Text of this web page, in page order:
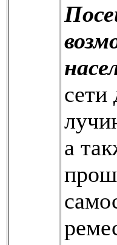
сети
а